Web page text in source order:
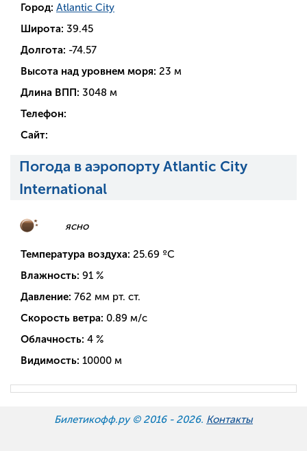
Город: Atlantic City
Широта: 39.45
Долгота: -74.57
Высота над уровнем моря: 23 м
Длина ВПП: 3048 м
Телефон:
Сайт:
Погода в аэропорту Atlantic City
International
ясно
Температура воздуха: 25.69 ºC
Влажность: 91 %
Давление: 762 мм рт. ст.
Скорость ветра: 0.89 м/с
Облачность: 4 %
Видимость: 10000 м
Билетикофф.ру © 2016 - 2026. Контакты